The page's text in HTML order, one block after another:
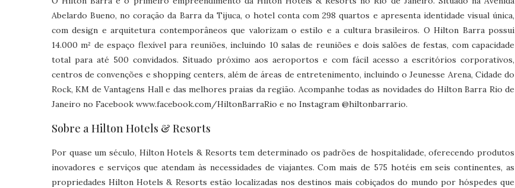
Abelardo Bueno, no coração da Barra da Tijuca, o hotel conta com 298 quartos e apresenta identidade visual única,
com design e arquitetura contemporâneos que valorizam o estilo e a cultura brasileiros. O Hilton Barra possui
14.000 m² de espaço flexível para reuniões, incluindo 10 salas de reuniões e dois salões de festas, com capacidade
total para até 500 convidados. Situado próximo aos aeroportos e com fácil acesso a escritórios corporativos,
centros de convenções e shopping centers, além de áreas de entretenimento, incluindo o Jeunesse Arena, Cidade do
Rock, KM de Vantagens Hall e das melhores praias da região. Acompanhe todas as novidades do Hilton Barra Rio de
Janeiro no Facebook www.facebook.com/HiltonBarraRio e no Instagram @hiltonbarrario.
Sobre a Hilton Hotels & Resorts
Por quase um século, Hilton Hotels & Resorts tem determinado os padrões de hospitalidade, oferecendo produtos
inovadores e serviços que atendam às necessidades de viajantes. Com mais de 575 hotéis em seis continentes, as
propriedades Hilton Hotels & Resorts estão localizadas nos destinos mais cobiçados do mundo por hóspedes que